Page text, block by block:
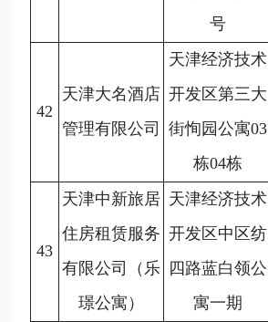
号
42
天津大名酒店
管理有限公司
天津经济技术
开发区第三大
街恂园公寓03
栋04栋
43
天津中新旅居
住房租赁服务
有限公司（乐
璟公寓）
天津经济技术
开发区中区纺
四路蓝白领公
寓一期